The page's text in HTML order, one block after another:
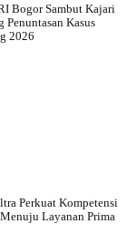
Bogor Sambut Kajari
Penuntasan Kasus
2026
Perkuat Kompetensi
Layanan Prima